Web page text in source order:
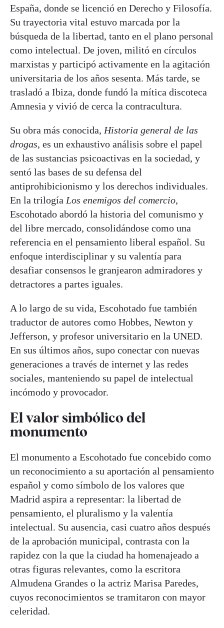
España, donde se licenció en Derecho y Filosofía.
Su trayectoria vital estuvo marcada por la
búsqueda de la libertad, tanto en el plano personal
como intelectual. De joven, militó en círculos
marxistas y participó activamente en la agitación
universitaria de los años sesenta. Más tarde, se
trasladó a Ibiza, donde fundó la mítica discoteca
Amnesia y vivió de cerca la contracultura.
Su obra más conocida, Historia general de las
drogas, es un exhaustivo análisis sobre el papel
de las sustancias psicoactivas en la sociedad, y
sentó las bases de su defensa del
antiprohibicionismo y los derechos individuales.
En la trilogía Los enemigos del comercio,
Escohotado abordó la historia del comunismo y
del libre mercado, consolidándose como una
referencia en el pensamiento liberal español. Su
enfoque interdisciplinar y su valentía para
desafiar consensos le granjearon admiradores y
detractores a partes iguales.
A lo largo de su vida, Escohotado fue también
traductor de autores como Hobbes, Newton y
Jefferson, y profesor universitario en la UNED.
En sus últimos años, supo conectar con nuevas
generaciones a través de internet y las redes
sociales, manteniendo su papel de intelectual
incómodo y provocador.
El valor simbólico del
monumento
El monumento a Escohotado fue concebido como
un reconocimiento a su aportación al pensamiento
español y como símbolo de los valores que
Madrid aspira a representar: la libertad de
pensamiento, el pluralismo y la valentía
intelectual. Su ausencia, casi cuatro años después
de la aprobación municipal, contrasta con la
rapidez con la que la ciudad ha homenajeado a
otras figuras relevantes, como la escritora
Almudena Grandes o la actriz Marisa Paredes,
cuyos reconocimientos se tramitaron con mayor
celeridad.